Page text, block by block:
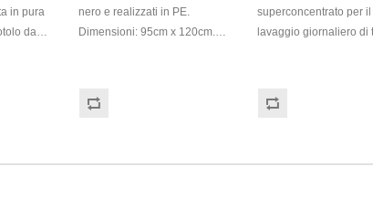
in pura
da
nero e realizzati in PE.
Dimensioni: 95cm x 120cm.
superconcentrato per il
lavaggio giornaliero di
una gradevole